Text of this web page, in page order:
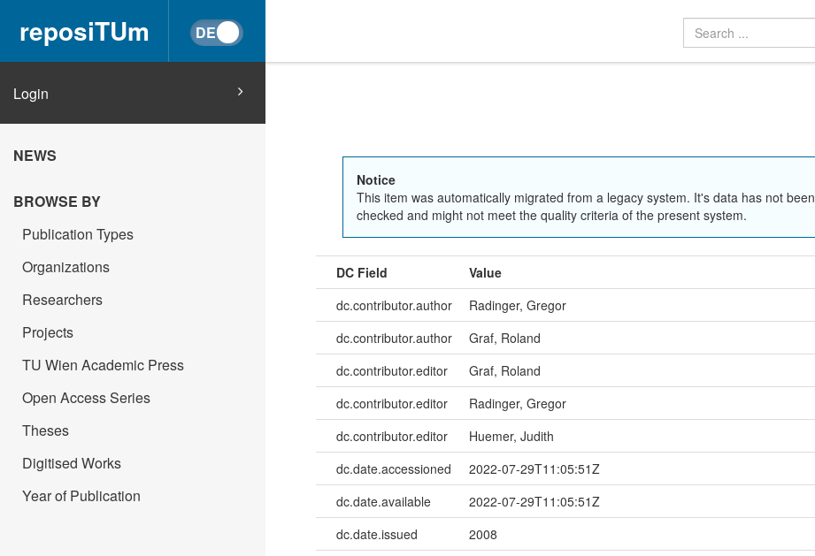
reposiTUm
Login
NEWS
BROWSE BY
Publication Types
Organizations
Researchers
Projects
TU Wien Academic Press
Open Access Series
Theses
Digitised Works
Year of Publication
Notice
This item was automatically migrated from a legacy system. It's data has not been
checked and might not meet the quality criteria of the present system.
DC Field Value
dc.contributor.author
Radinger, Gregor
dc.contributor.author
Graf, Roland
dc.contributor.editor
Graf, Roland
dc.contributor.editor
Radinger, Gregor
dc.contributor.editor
Huemer, Judith
dc.date.accessioned
2022-07-29T11:05:51Z
dc.date.available
2022-07-29T11:05:51Z
dc.date.issued
2008